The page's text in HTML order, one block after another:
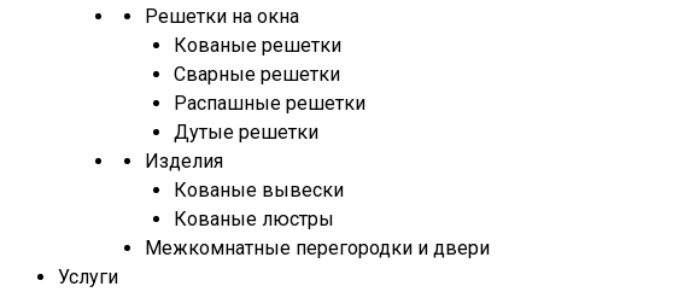
Решетки на окна
Кованые решетки
Сварные решетки
Распашные решетки
Дутые решетки
Изделия
Кованые вывески
Кованые люстры
Межкомнатные перегородки и двери
Услуги